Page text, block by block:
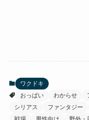
ワクドキ
おっぱい
わからせ
シリアス
ファンタジー